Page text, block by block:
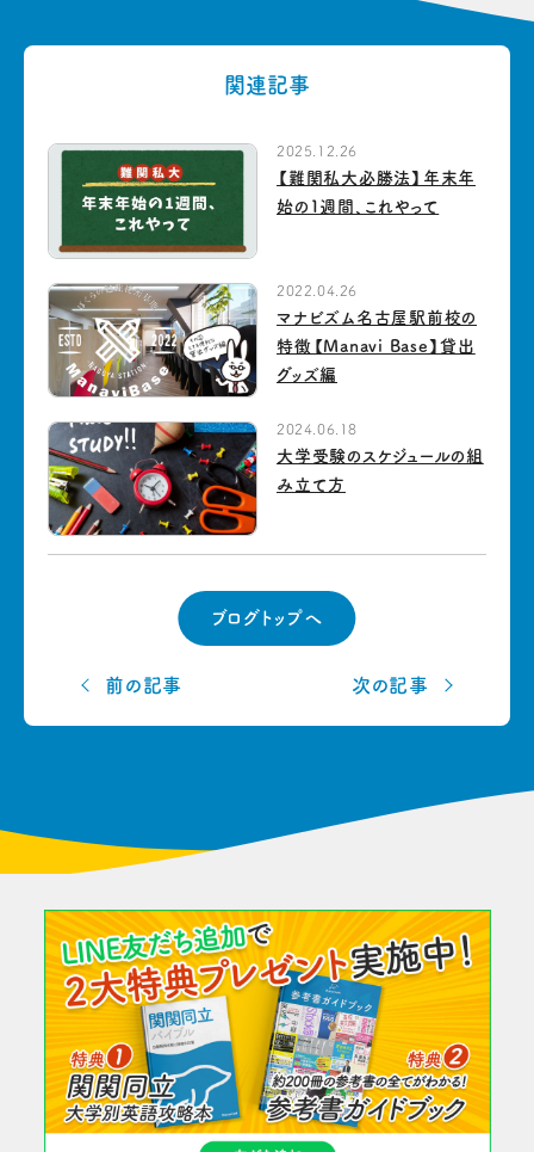
関連記事
2025.12.26
【難関私大必勝法】年末年
始の1週間、これやって
2022.04.26
マナビズム名古屋駅前校の
特徴【Manavi Base】貸出
グッズ編
2024.06.18
大学受験のスケジュールの組
み立て方
前の記事
ブログトップへ
次の記事